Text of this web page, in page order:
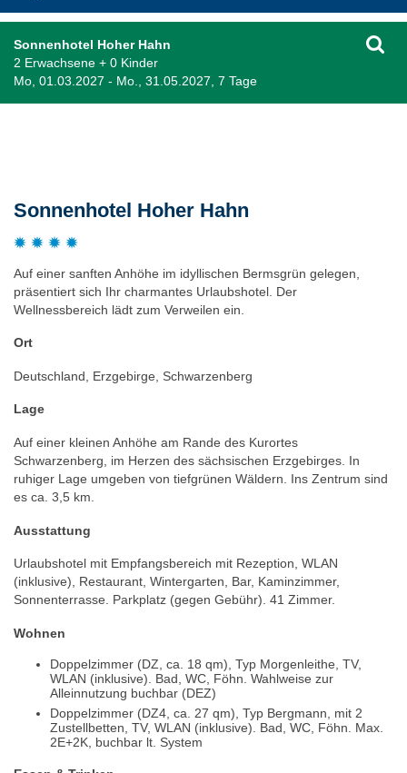
Sonnenhotel Hoher Hahn
2 Erwachsene + 0 Kinder
Mo, 01.03.2027 - Mo., 31.05.2027, 7 Tage
Sonnenhotel Hoher Hahn
Auf einer sanften Anhöhe im idyllischen Bermsgrün gelegen,
präsentiert sich Ihr charmantes Urlaubshotel. Der
Wellnessbereich lädt zum Verweilen ein.
Ort
Deutschland, Erzgebirge, Schwarzenberg
Lage
Auf einer kleinen Anhöhe am Rande des Kurortes
Schwarzenberg, im Herzen des sächsischen Erzgebirges. In
ruhiger Lage umgeben von tiefgrünen Wäldern. Ins Zentrum sind
es ca. 3,5 km.
Ausstattung
Urlaubshotel mit Empfangsbereich mit Rezeption, WLAN
(inklusive), Restaurant, Wintergarten, Bar, Kaminzimmer,
Sonnenterrasse. Parkplatz (gegen Gebühr). 41 Zimmer.
Wohnen
Doppelzimmer (DZ, ca. 18 qm), Typ Morgenleithe, TV,
WLAN (inklusive). Bad, WC, Föhn. Wahlweise zur
Alleinnutzung buchbar (DEZ)
Doppelzimmer (DZ4, ca. 27 qm), Typ Bergmann, mit 2
Zustellbetten, TV, WLAN (inklusive). Bad, WC, Föhn. Max.
2E+2K, buchbar lt. System